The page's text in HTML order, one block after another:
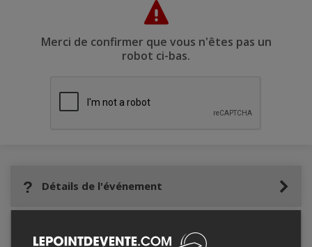
Merci de confirmer que vous n'êtes pas un
robot ci-bas.
Détails de l'événement